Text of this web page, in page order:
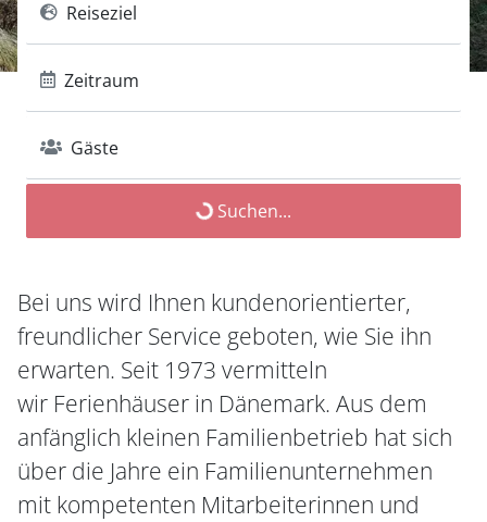
Reiseziel
Zeitraum
Gäste
Suchen...
Bei uns wird Ihnen kundenorientierter,
freundlicher Service geboten, wie Sie ihn
erwarten. Seit 1973 vermitteln
wir Ferienhäuser in Dänemark. Aus dem
anfänglich kleinen Familienbetrieb hat sich
über die Jahre ein Familienunternehmen
mit kompetenten Mitarbeiterinnen und